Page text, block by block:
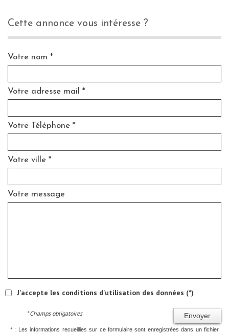
cette annonce vous intéresse ?
Votre nom *
Votre adresse mail *
Votre Téléphone *
Votre ville *
Votre message
J'accepte les conditions d'utilisation des données (*)
Envoyer
* Champs obligatoires
* : Les informations recueillies sur ce formulaire sont enregistrées dans un fichier